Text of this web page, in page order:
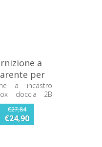
a
per
GT5380
a incastro
doccia 2B
€27,84
€24,90